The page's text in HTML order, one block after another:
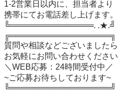
1-2営業日以内に、担当者より
携帯にてお電話差し上げます。
╚═══════════════. .★.╝
╔══════════════════╗
質問や相談などございましたら
お気軽にお問い合わせください
＼WEB応募：24時間受付中／
~ご応募お待ちしております~
╚══════════════════╝